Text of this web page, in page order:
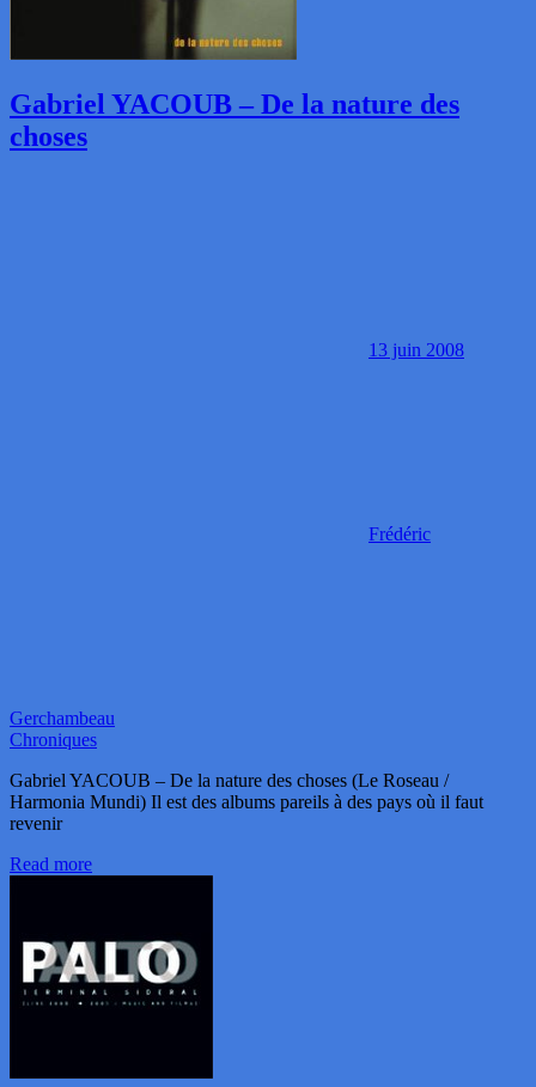
Gabriel YACOUB – De la nature des
choses
13 juin 2008
Frédéric
Gerchambeau
Chroniques
Gabriel YACOUB – De la nature des choses (Le Roseau /
Harmonia Mundi) Il est des albums pareils à des pays où il faut
revenir
Read more